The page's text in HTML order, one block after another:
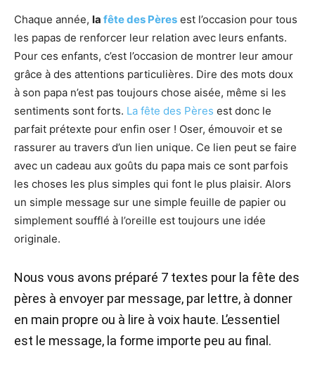
Chaque année, la fête des Pères est l’occasion pour tous
les papas de renforcer leur relation avec leurs enfants.
Pour ces enfants, c’est l’occasion de montrer leur amour
grâce à des attentions particulières. Dire des mots doux
à son papa n’est pas toujours chose aisée, même si les
sentiments sont forts. La fête des Pères est donc le
parfait prétexte pour enfin oser ! Oser, émouvoir et se
rassurer au travers d’un lien unique. Ce lien peut se faire
avec un cadeau aux goûts du papa mais ce sont parfois
les choses les plus simples qui font le plus plaisir. Alors
un simple message sur une simple feuille de papier ou
simplement soufflé à l’oreille est toujours une idée
originale.
Nous vous avons préparé 7 textes pour la fête des
pères à envoyer par message, par lettre, à donner
en main propre ou à lire à voix haute. L’essentiel
est le message, la forme importe peu au final.